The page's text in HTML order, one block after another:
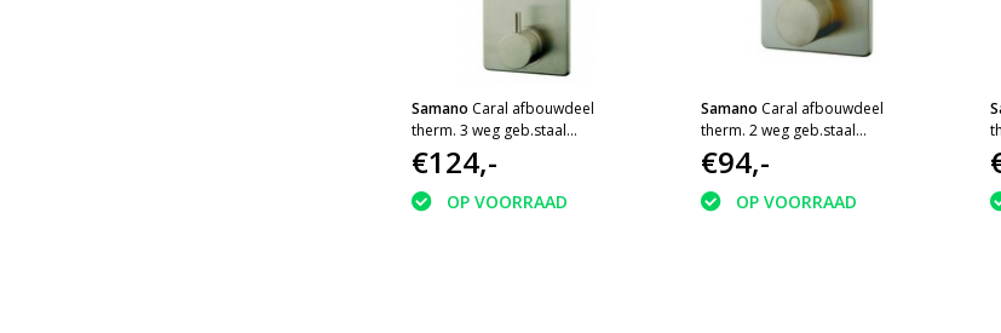
Samano Caral afbouwdeel
therm. 3 weg geb.staal
Wiesbaden
€124,-
OP VOORRAAD
Samano Caral afbouwdeel
therm. 2 weg geb.staal
Wiesbaden
€94,-
OP VOORRAAD